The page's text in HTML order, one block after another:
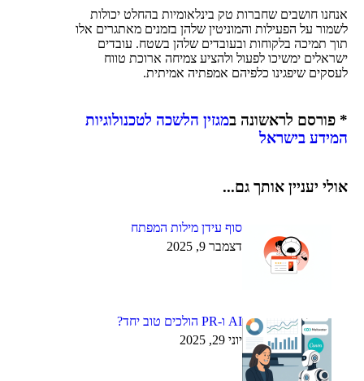
אנחנו חושבים שחברות טק בינלאומיות בהחלט יכולות
לשמור על הפעילות והמוניטין שלהן בזמנים מאתגרים אלו
תוך תמיכה בלקוחות ובעובדים שלהן בשטח. עובדים
ישראלים ימשיכו לפעול ולהציע צמיחה ארוכת טווח
לעסקים שיפגינו כלפיהם אמפתיה אמיתית.
* פורסם לראשונה במגזין הלשכה לטכנולוגיות
המידע בישראל
אולי יעניין אותך גם...
סוף עידן מילות המפתח
דצמבר 9, 2025
AI ו-PR הולכים טוב יחד?
יוני 29, 2025